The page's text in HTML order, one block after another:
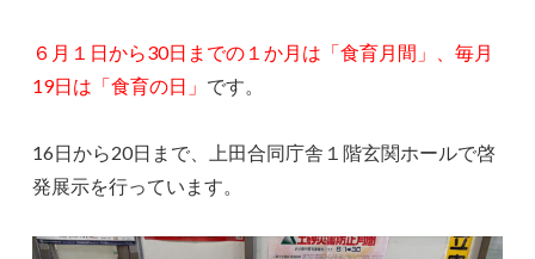
６月１日から30日までの１か月は「食育月間」、毎月
19日は「食育の日」 です。
16日から20日まで、上田合同庁舎１階玄関ホールで啓
発展示を行っています。